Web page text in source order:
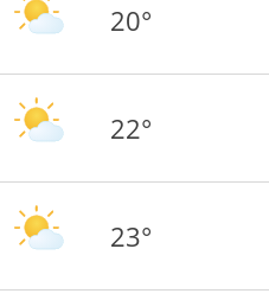
20°
22°
23°